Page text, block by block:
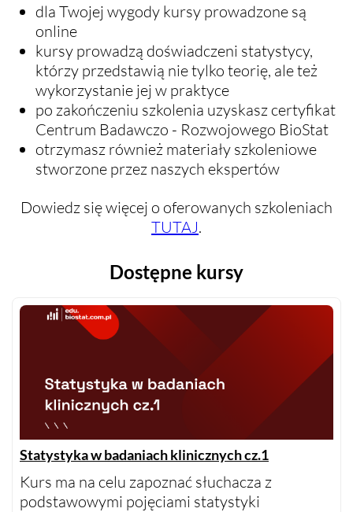
dla Twojej wygody kursy prowadzone są
online
kursy prowadzą doświadczeni statystycy,
którzy przedstawią nie tylko teorię, ale też
wykorzystanie jej w praktyce
po zakończeniu szkolenia uzyskasz certyfikat
Centrum Badawczo - Rozwojowego BioStat
otrzymasz również materiały szkoleniowe
stworzone przez naszych ekspertów
Dowiedz się więcej o oferowanych szkoleniach
TUTAJ.
Dostępne kursy
Statystyka w badaniach klinicznych cz.1
Kurs ma na celu zapoznać słuchacza z
podstawowymi pojęciami statystyki